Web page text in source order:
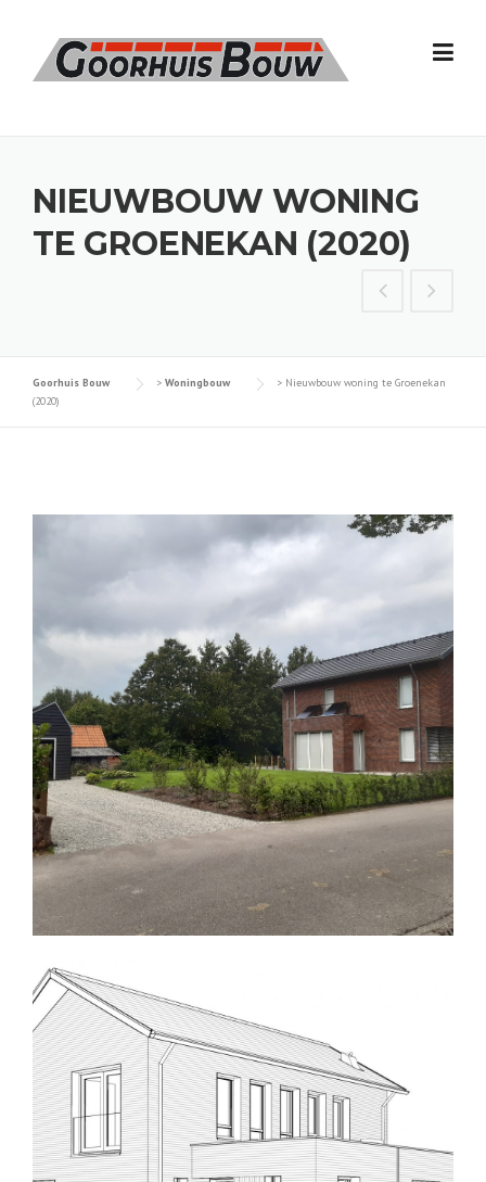
content
NIEUWBOUW WONING
TE GROENEKAN (2020)
Goorhuis Bouw > Woningbouw > Nieuwbouw woning te Groenekan
(2020)